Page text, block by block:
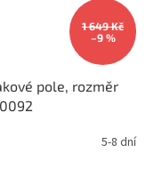
1 649 Kč
–9 %
pole, rozměr
5-8 dní